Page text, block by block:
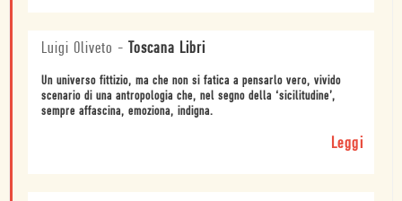
Luigi Oliveto - Toscana Libri
Un universo fittizio, ma che non si fatica a pensarlo vero, vivido
scenario di una antropologia che, nel segno della ‘sicilitudine’,
sempre affascina, emoziona, indigna.
Leggi